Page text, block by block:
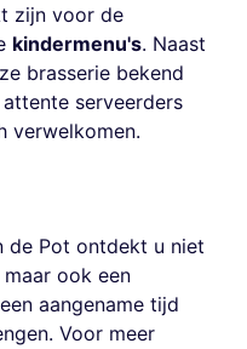
zijn voor de
kindermenu's. Naast
brasserie bekend
serveerders
verwelkomen.
de Pot ontdekt u niet
ook een
aangename tijd
Voor meer